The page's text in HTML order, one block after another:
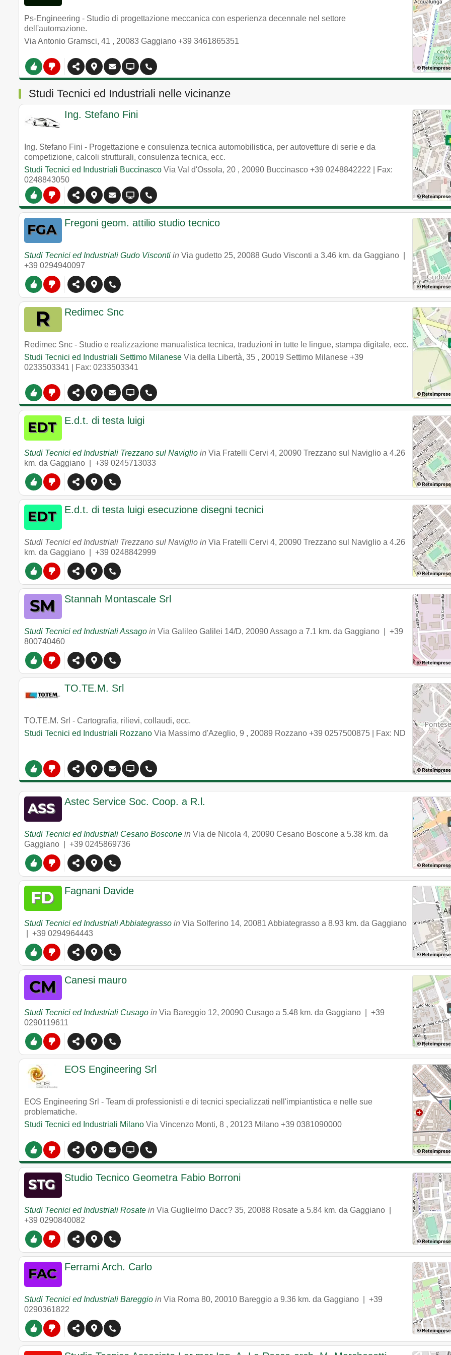
Ps-Engineering - Studio di progettazione meccanica con esperienza decennale nel settore
dell'automazione.
Via Antonio Gramsci, 41 , 20083 Gaggiano +39 3461865351
Studi Tecnici ed Industriali nelle vicinanze
Ing. Stefano Fini
Ing. Stefano Fini - Progettazione e consulenza tecnica automobilistica, per autovetture di serie e da
competizione, calcoli strutturali, consulenza tecnica, ecc.
Studi Tecnici ed Industriali Buccinasco Via Val d'Ossola, 20 , 20090 Buccinasco +39 0248842222 | Fax:
0248843050
Fregoni geom. attilio studio tecnico
Studi Tecnici ed Industriali Gudo Visconti in Via gudetto 25, 20088 Gudo Visconti a 3.46 km. da Gaggiano |
+39 0294940097
Redimec Snc
Redimec Snc - Studio e realizzazione manualistica tecnica, traduzioni in tutte le lingue, stampa digitale, ecc.
Studi Tecnici ed Industriali Settimo Milanese Via della Libertà, 35 , 20019 Settimo Milanese +39
0233503341 | Fax: 0233503341
E.d.t. di testa luigi
Studi Tecnici ed Industriali Trezzano sul Naviglio in Via Fratelli Cervi 4, 20090 Trezzano sul Naviglio a 4.26
km. da Gaggiano | +39 0245713033
E.d.t. di testa luigi esecuzione disegni tecnici
Studi Tecnici ed Industriali Trezzano sul Naviglio in Via Fratelli Cervi 4, 20090 Trezzano sul Naviglio a 4.26
km. da Gaggiano | +39 0248842999
Stannah Montascale Srl
Studi Tecnici ed Industriali Assago in Via Galileo Galilei 14/D, 20090Assago a 7.1 km. da Gaggiano | +39
800740460
TO.TE.M. Srl
TO.TE.M. Srl - Cartografia, rilievi, collaudi, ecc.
Studi Tecnici ed Industriali Rozzano Via Massimo d'Azeglio, 9 , 20089 Rozzano +39 0257500875 | Fax: ND
Astec Service Soc. Coop. a R.l.
Studi Tecnici ed Industriali Cesano Boscone in Via de Nicola 4, 20090 Cesano Boscone a 5.38 km. da
Gaggiano | +39 0245869736
Fagnani Davide
Studi Tecnici ed Industriali Abbiategrasso in Via Solferino 14, 20081 Abbiategrasso a 8.93 km. da Gaggiano
+39 0294964443
Canesi mauro
Studi Tecnici ed Industriali Cusago in Via Bareggio 12, 20090 Cusago a 5.48 km. da Gaggiano | +39
0290119611
EOS Engineering Srl
EOS Engineering Srl - Team di professionisti e di tecnici specializzati nell'impiantistica e nelle sue
problematiche.
Studi Tecnici ed Industriali Milano Via Vincenzo Monti, 8 , 20123 Milano +39 0381090000
Studio Tecnico Geometra Fabio Borroni
Studi Tecnici ed Industriali Rosate in Via Guglielmo Dacc? 35, 20088 Rosate a 5.84 km. da Gaggiano |
+39 0290840082
Ferrami Arch. Carlo
Studi Tecnici ed Industriali Bareggio in Via Roma 80, 20010 Bareggio a 9.36 km. da Gaggiano | +39
0290361822